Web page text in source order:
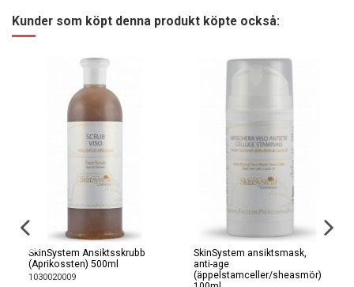
Kunder som köpt denna produkt köpte också:
SkinSystem Ansiktsskrubb
(Aprikossten) 500ml
1030020009
SkinSystem ansiktsmask,
anti-age
(äppelstamceller/sheasmör)